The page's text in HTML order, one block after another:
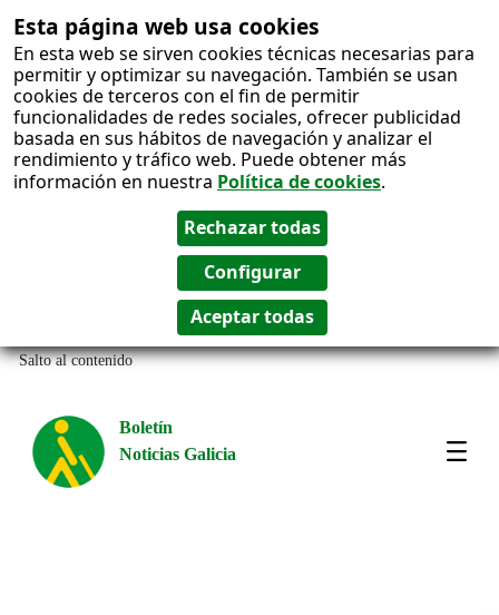
Esta página web usa cookies
En esta web se sirven cookies técnicas necesarias para
permitir y optimizar su navegación. También se usan
cookies de terceros con el fin de permitir
funcionalidades de redes sociales, ofrecer publicidad
basada en sus hábitos de navegación y analizar el
rendimiento y tráfico web. Puede obtener más
información en nuestra Política de cookies.
Salto al contenido
Boletín
Noticias Galicia